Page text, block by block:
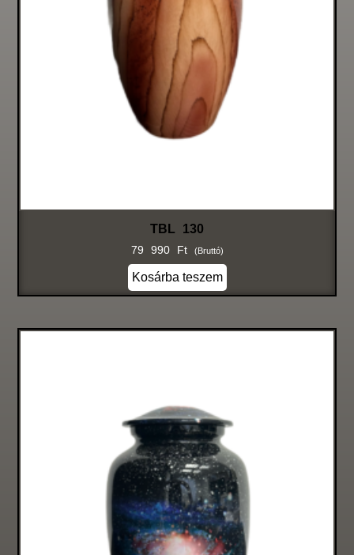
TBL 130
79 990 Ft (bruttó)
Kosárba teszem